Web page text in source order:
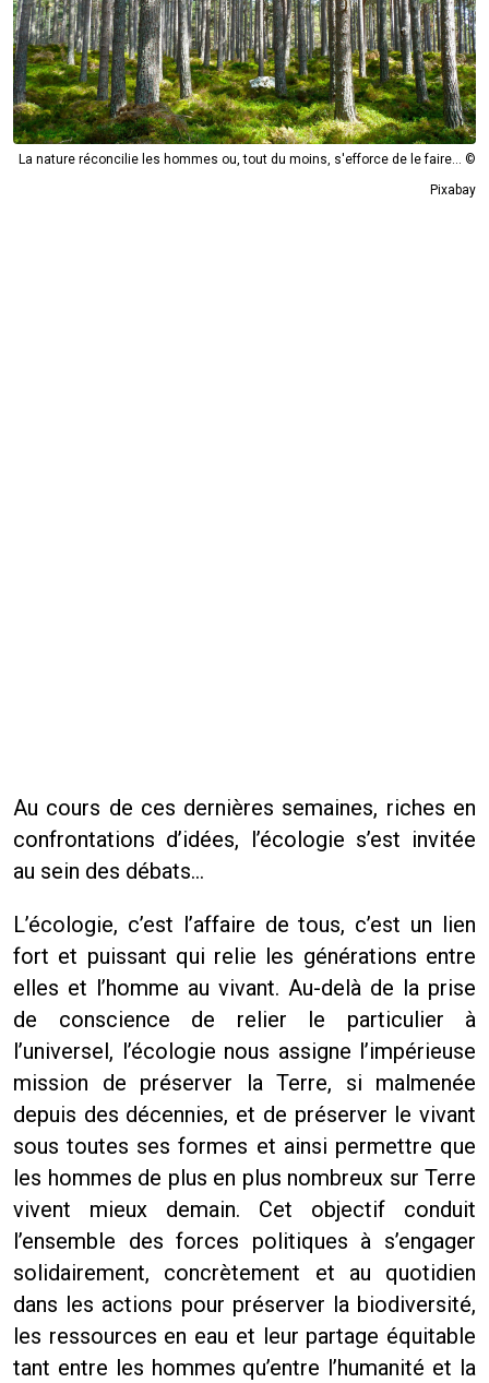
La nature réconcilie les hommes ou, tout du moins, s'efforce de le faire... ©
Pixabay
Au cours de ces dernières semaines, riches en
confrontations d’idées, l’écologie s’est invitée
au sein des débats…
L’écologie, c’est l’affaire de tous, c’est un lien
fort et puissant qui relie les générations entre
elles et l’homme au vivant. Au-delà de la prise
de conscience de relier le particulier à
l’universel, l’écologie nous assigne l’impérieuse
mission de préserver la Terre, si malmenée
depuis des décennies, et de préserver le vivant
sous toutes ses formes et ainsi permettre que
les hommes de plus en plus nombreux sur Terre
vivent mieux demain. Cet objectif conduit
l’ensemble des forces politiques à s’engager
solidairement, concrètement et au quotidien
dans les actions pour préserver la biodiversité,
les ressources en eau et leur partage équitable
tant entre les hommes qu’entre l’humanité et la